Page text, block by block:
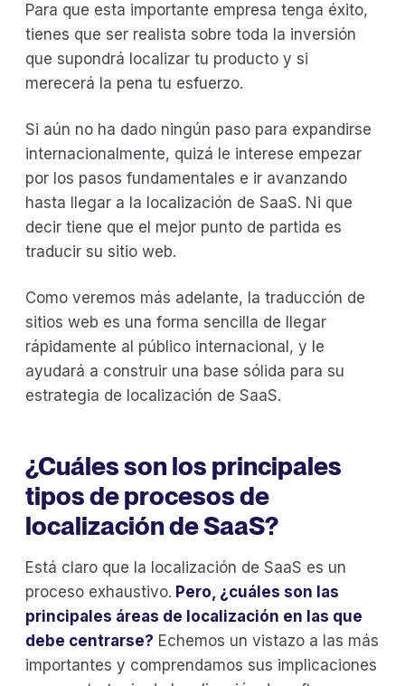
Para que esta importante empresa tenga éxito,
tienes que ser realista sobre toda la inversión
que supondrá localizar tu producto y si
merecerá la pena tu esfuerzo.
Si aún no ha dado ningún paso para expandirse
internacionalmente, quizá le interese empezar
por los pasos fundamentales e ir avanzando
hasta llegar a la localización de SaaS. Ni que
decir tiene que el mejor punto de partida es
traducir su sitio web.
Como veremos más adelante, la traducción de
sitios web es una forma sencilla de llegar
rápidamente al público internacional, y le
ayudará a construir una base sólida para su
estrategia de localización de SaaS.
¿Cuáles son los principales
tipos de procesos de
localización de SaaS?
Está claro que la localización de SaaS es un
proceso exhaustivo. Pero, ¿cuáles son las
principales áreas de localización en las que
debe centrarse? Echemos un vistazo a las más
importantes y comprendamos sus implicaciones